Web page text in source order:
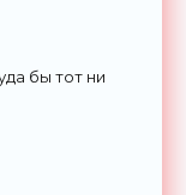
бы тот ни